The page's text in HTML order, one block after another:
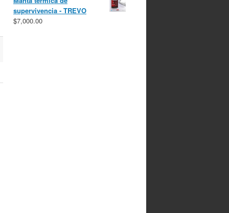
supervivencia - TREVO
$7,000.00